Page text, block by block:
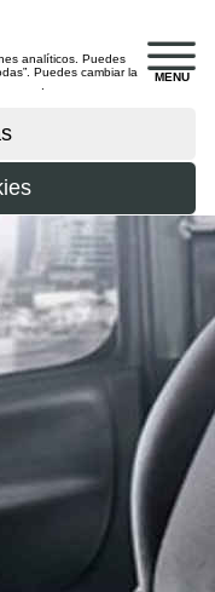
MENU
analíticos. Puedes
Puedes cambiar la